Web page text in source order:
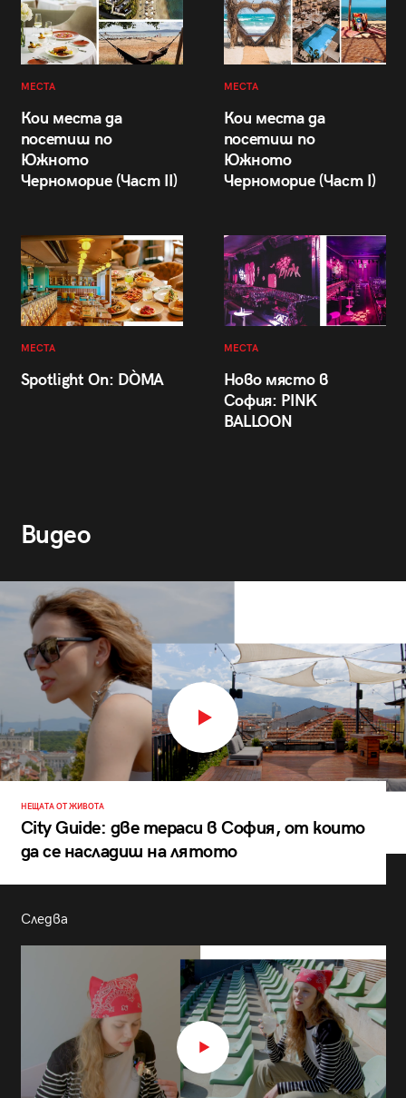
МЕСТА
Кои места да
посетиш по
Южното
Черноморие (Част II)
МЕСТА
Кои места да
посетиш по
Южното
Черноморие (Част I)
МЕСТА
Spotlight On: DÒMA
МЕСТА
Ново място в
София: PINK
BALLOON
Видео
НЕЩАТА ОТ ЖИВОТА
City Guide: две тераси в София, от които
да се насладиш на лятото
Следва